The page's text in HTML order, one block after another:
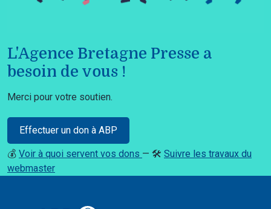
L'Agence Bretagne Presse a
besoin de vous !
Merci pour votre soutien.
Effectuer un don à ABP
💰 Voir à quoi servent vos dons — 🛠️ Suivre les travaux du
webmaster